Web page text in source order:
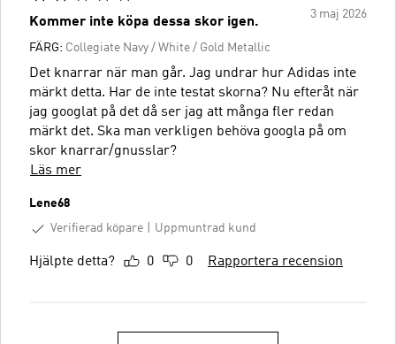
3 maj 2026
Kommer inte köpa dessa skor igen.
FÄRG: Collegiate Navy / White / Gold Metallic
Det knarrar när man går. Jag undrar hur Adidas inte
märkt detta. Har de inte testat skorna? Nu efteråt när
jag googlat på det då ser jag att många fler redan
märkt det. Ska man verkligen behöva googla på om
skor knarrar/gnusslar?
Läs mer
Lene68
Verifierad köpare
Uppmuntrad kund
Hjälpte detta? 0 0 Rapportera recension